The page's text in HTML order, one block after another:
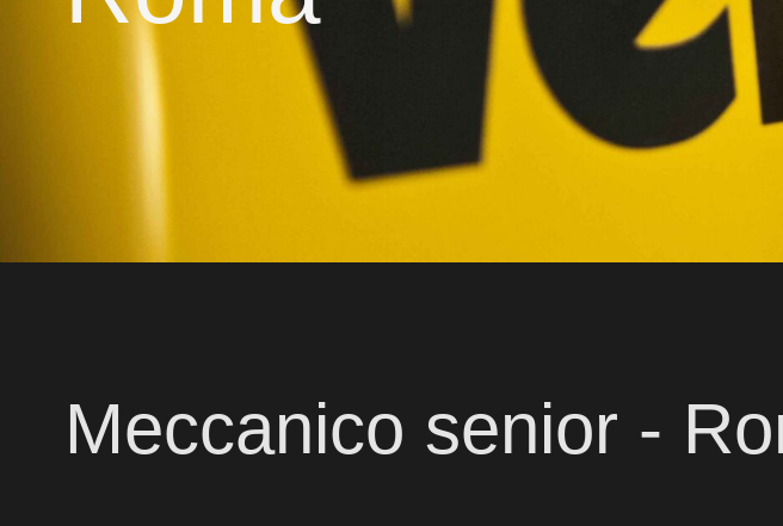
Meccanico senior -